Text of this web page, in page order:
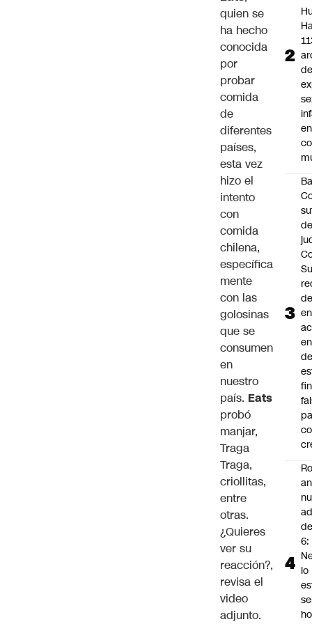
quien se
ha hecho
conocida
por
probar
comida
de
diferentes
países,
esta vez
hizo el
intento
con
comida
chilena,
específica
mente
con las
golosinas
que se
consumen
en
nuestro
país. Eats
probó
manjar,
Traga
Traga,
criollitas,
entre
otras.
¿Quieres
ver su
reacción?,
revisa el
video
adjunto.
de
en
de
6:
lo